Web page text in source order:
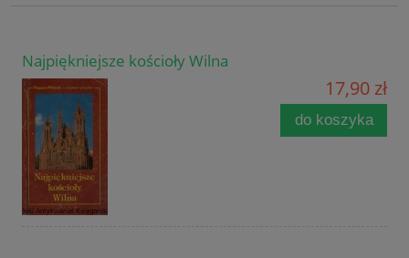
Najpiękniejsze kościoły Wilna
17,90 zł
do koszyka